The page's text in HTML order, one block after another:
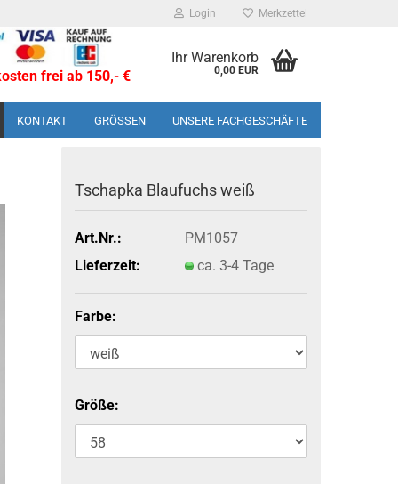
Login Merkzettel
frei ab 150,- €
Ihr Warenkorb
0,00 EUR
KONTAKT GRÖSSEN UNSERE FACHGESCHÄFTE
Tsch­ap­ka Blau­fuchs weiß
Art.Nr.:
PM1057
Lieferzeit:
ca. 3-4 Tage
Farbe:
Größe: